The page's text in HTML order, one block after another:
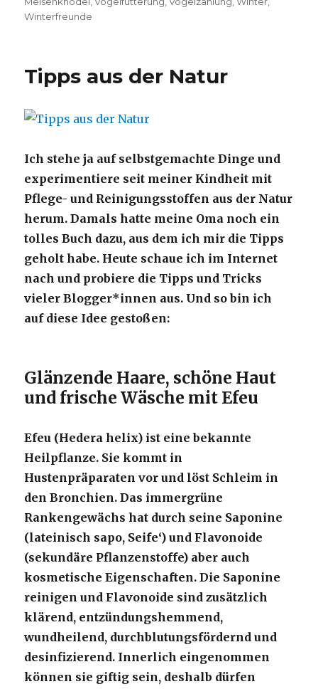
Winterfreunde
Tipps aus der Natur
Ich stehe ja auf selbstgemachte Dinge und
experimentiere seit meiner Kindheit mit
Pflege- und Reinigungsstoffen aus der Natur
herum. Damals hatte meine Oma noch ein
tolles Buch dazu, aus dem ich mir die Tipps
geholt habe. Heute schaue ich im Internet
nach und probiere die Tipps und Tricks
vieler Blogger*innen aus. Und so bin ich
auf diese Idee gestoßen:
Glänzende Haare, schöne Haut
und frische Wäsche mit Efeu
Efeu (Hedera helix) ist eine bekannte
Heilpflanze. Sie kommt in
Hustenpräparaten vor und löst Schleim in
den Bronchien. Das immergrüne
Rankengewächs hat durch seine Saponine
(lateinisch sapo, Seife‘) und Flavonoide
(sekundäre Pflanzenstoffe) aber auch
kosmetische Eigenschaften. Die Saponine
reinigen und Flavonoide sind zusätzlich
klärend, entzündungshemmend,
wundheilend, durchblutungsfördernd und
desinfizierend. Innerlich eingenommen
können sie giftig sein, deshalb dürfen